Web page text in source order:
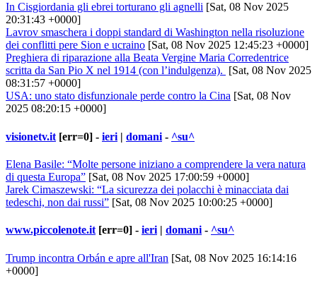
In Cisgiordania gli ebrei torturano gli agnelli [Sat, 08 Nov 2025
20:31:43 +0000]
Lavrov smaschera i doppi standard di Washington nella risoluzione
dei conflitti pere Sion e ucraino [Sat, 08 Nov 2025 12:45:23 +0000]
Preghiera di riparazione alla Beata Vergine Maria Corredentrice
scritta da San Pio X nel 1914 (con l’indulgenza). [Sat, 08 Nov 2025
08:31:57 +0000]
USA: uno stato disfunzionale perde contro la Cina [Sat, 08 Nov
2025 08:20:15 +0000]
visionetv.it [err=0] - ieri | domani - ^su^
Elena Basile: “Molte persone iniziano a comprendere la vera natura
di questa Europa” [Sat, 08 Nov 2025 17:00:59 +0000]
Jarek Cimaszewski: “La sicurezza dei polacchi è minacciata dai
tedeschi, non dai russi” [Sat, 08 Nov 2025 10:00:25 +0000]
www.piccolenote.it [err=0] - ieri | domani - ^su^
Trump incontra Orbán e apre all'Iran [Sat, 08 Nov 2025 16:14:16
+0000]